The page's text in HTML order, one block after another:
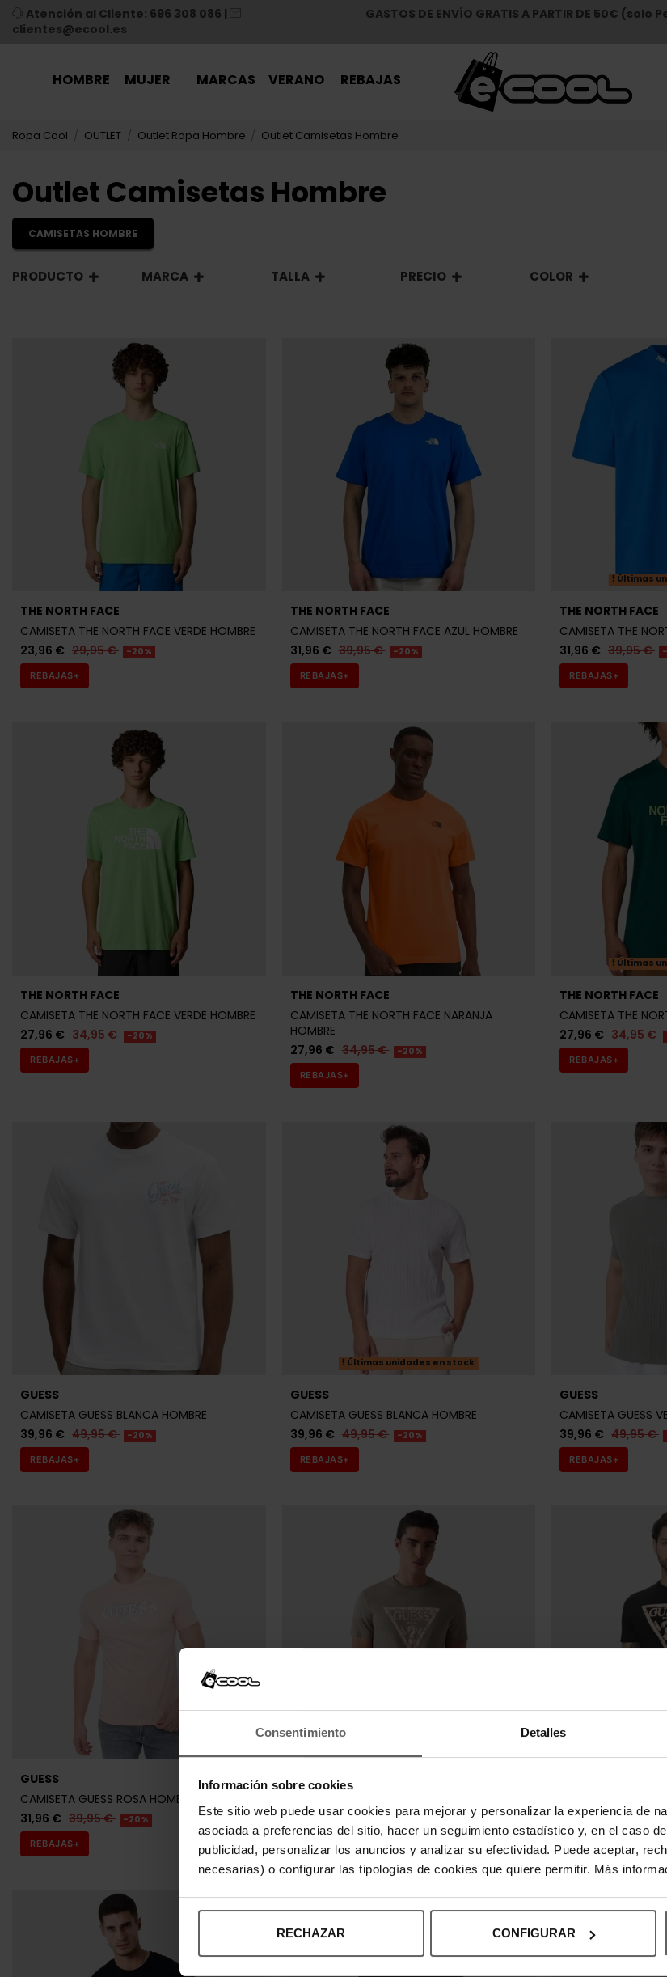
Consentimiento Detalles
Información sobre cookies
Este sitio web puede usar cookies para mejorar y personalizar la experiencia de
asociada a preferencias del sitio, hacer un seguimiento estadístico y, en el caso
publicidad, personalizar los anuncios y analizar su efectividad. Puede aceptar,
necesarias) o configurar las tipologías de cookies que quiere permitir. Más
RECHAZAR CONFIGURAR
Atención al Cliente: 696 308 086 |
clientes@ecool.es
GASTOS DE ENVÍO GRATIS A PARTIR DE 50€ (solo
HOMBRE MUJER MARCAS VERANO REBAJAS
Ropa Cool OUTLET Outlet Ropa Hombre Outlet Camisetas Hombre
Outlet Camisetas Hombre
CAMISETAS HOMBRE
PRODUCTO MARCA TALLA PRECIO COLOR
THE NORTH FACE
CAMISETA THE NORTH FACE VERDE HOMBRE
23,96 € 29,95 € -20%
REBAJAS+
THE NORTH FACE
CAMISETA THE NORTH FACE AZUL HOMBRE
31,96 € 39,95 € -20%
REBAJAS+
Últimas
THE NORTH FACE
CAMISETA THE
31,96 € 39,95 €
REBAJAS+
THE NORTH FACE
CAMISETA THE NORTH FACE VERDE HOMBRE
27,96 € 34,95 € -20%
REBAJAS+
THE NORTH FACE
CAMISETA THE NORTH FACE NARANJA
HOMBRE
27,96 € 34,95 € -20%
REBAJAS+
Últimas
THE NORTH FACE
CAMISETA THE
27,96 € 34,95 €
REBAJAS+
GUESS
CAMISETA GUESS BLANCA HOMBRE
39,96 € 49,95 € -20%
REBAJAS+
Últimas unidades en stock
GUESS
CAMISETA GUESS BLANCA HOMBRE
39,96 € 49,95 € -20%
REBAJAS+
GUESS
CAMISETA GUESS
39,96 € 49,95 €
REBAJAS+
GUESS
CAMISETA GUESS ROSA HOMBRE
31,96 € 39,95 € -20%
REBAJAS+
35,96 € 44,95 € -20%
REBAJAS+
35,96 € 44,95 €
REBAJAS+